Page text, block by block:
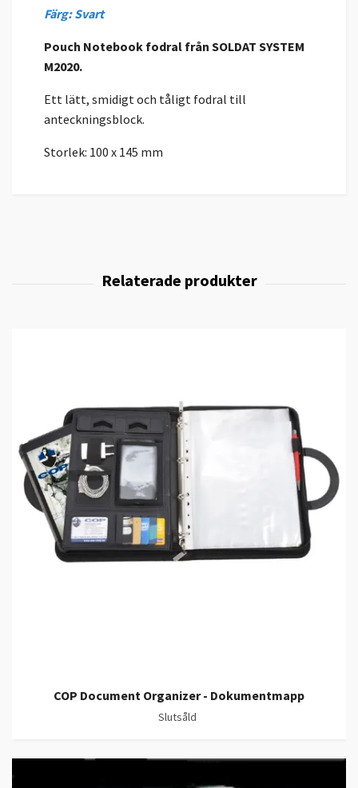
Färg: Svart
Pouch Notebook fodral från SOLDAT SYSTEM
M2020.
Ett lätt, smidigt och tåligt fodral till
anteckningsblock.
Storlek: 100 x 145 mm
COP Document Organizer - Dokumentmapp
Slutsåld